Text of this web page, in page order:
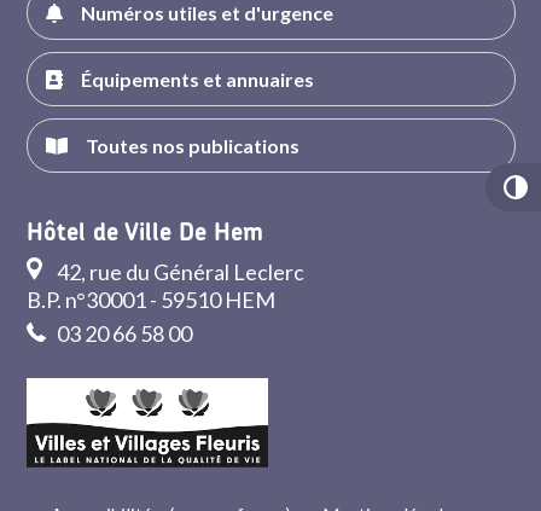
Numéros utiles et d'urgence
Équipements et annuaires
Toutes nos publications
Hôtel de Ville De Hem
42, rue du Général Leclerc
B.P. n°30001 - 59510 HEM
03 20 66 58 00